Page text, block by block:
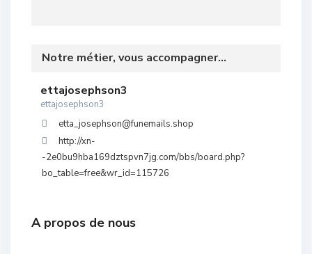
Notre métier, vous accompagner...
ettajosephson3
ettajosephson3
etta_josephson@funemails.shop
http://xn-
-2e0bu9hba169dztspvn7jg.com/bbs/board.php?
bo_table=free&wr_id=115726
A propos de nous